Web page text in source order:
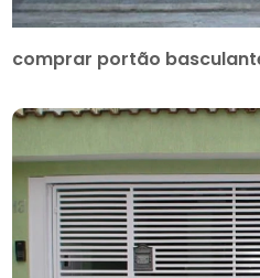
comprar portão